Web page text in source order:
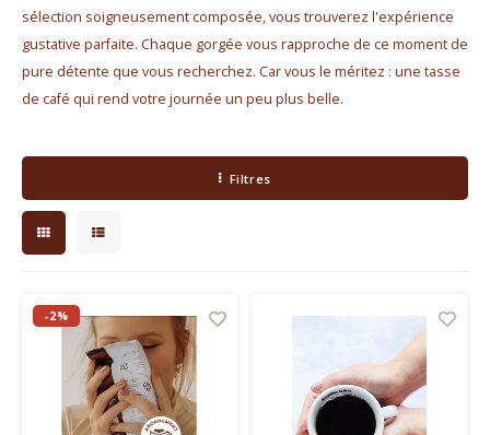
Chocolat
KK Merchandise
Petit déjeuner
Happy stuff
sélection soigneusement composée, vous trouverez l'expérience
gustative parfaite. Chaque gorgée vous rapproche de ce moment de
pure détente que vous recherchez. Car vous le méritez : une tasse
de café qui rend votre journée un peu plus belle.
Filtres
-2%